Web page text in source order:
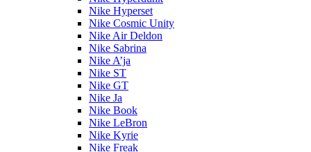
Nike Hyperset
Nike Cosmic Unity
Nike Air Deldon
Nike Sabrina
Nike A’ja
Nike ST
Nike GT
Nike Ja
Nike Book
Nike LeBron
Nike Kyrie
Nike Freak